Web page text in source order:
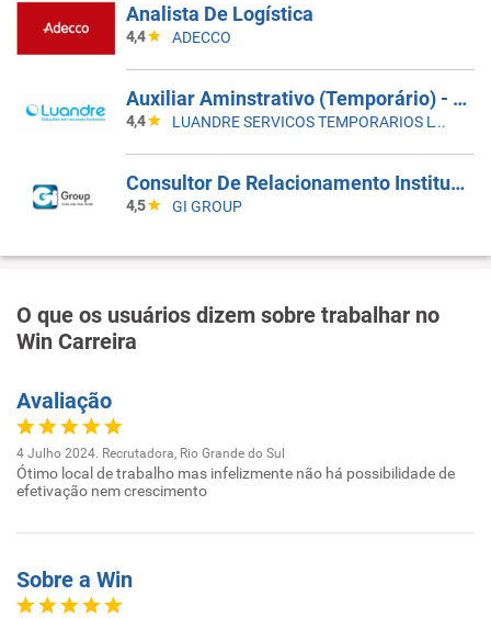
Analista De Logística
4,4 ADECCO
Auxiliar Aminstrativo (Temporário) - Santos, SP | 5X2 - 8H Às 17H
4,4 LUANDRE SERVICOS TEMPORARIOS LTDA. (C-I)
Consultor De Relacionamento Institucional Jr.
4,5 GI GROUP
O que os usuários dizem sobre trabalhar no
Win Carreira
Avaliação
4 Julho 2024. Recrutadora, Rio Grande do Sul
Ótimo local de trabalho mas infelizmente não há possibilidade de
efetivação nem crescimento
Sobre a Win